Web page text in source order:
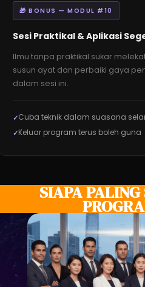
🎁 BONUS — MODUL #10
Sesi Praktikal & Aplikasi
Ilmu tanpa praktikal sukar
susun ayat dan perbaiki gaya
dalam sesi ini.
Cuba teknik dalam suasana
Keluar program terus boleh guna
SIAPA PALING